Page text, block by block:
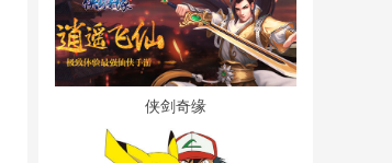
侠剑奇缘